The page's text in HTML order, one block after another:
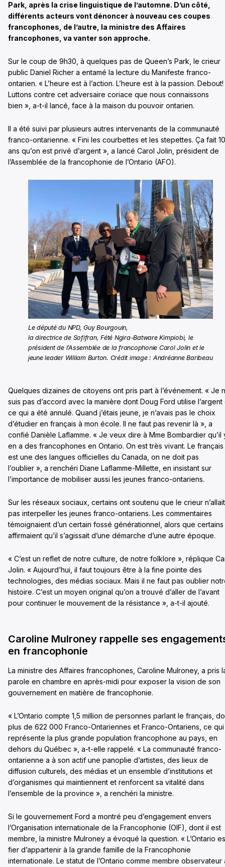
Park, après la crise linguistique de l’automne. D’un côté,
différents acteurs vont dénoncer à nouveau ces coupes
francophones, de l’autre, la ministre des Affaires
francophones, va vanter son approche.
Sur le coup de 9h30, à quelques pas de Queen’s Park, le crieur
public Daniel Richer a entamé la lecture du Manifeste franco-
ontarien. « L’heure est à l’action. L’heure est à la passion. Debout!
Luttons contre cet adversaire coriace que nous connaissons
bien », a-t-il lancé, face à la maison du pouvoir ontarien.
Il a été suivi par plusieurs autres intervenants de la communauté
franco-ontarienne. « Fini les courbettes et les stepettes. Ça fait
ans qu’on est privé d’argent », a lancé Carol Jolin, président de
l’Assemblée de la francophonie de l’Ontario (AFO).
Le député du NPD, Guy Bourgouin,
la directrice de Sofifran, Fété Ngira-Batware Kimpiobi, le
président de l’Assemblée de la francophonie Carol Jolin et le
jeune leader William Burton. Crédit image : Andréanne Baribeau
Quelques dizaines de citoyens ont pris part à l’événement. « Je
suis pas d’accord avec la manière dont Doug Ford utilise l’argent
ce qui a été annulé. Quand j’étais jeune, je n’avais pas le choix
d’étudier en français à mon école. Il ne faut pas revenir là », a
confié Danièle Laflamme. « Je veux dire à Mme Bombardier qu’il
en a des francophones en Ontario. On est très vivant. Le français
est une des langues officielles du Canada, on ne doit pas
l’oublier », a renchéri Diane Laflamme-Millette, en insistant sur
l’importance de mobiliser aussi les jeunes franco-ontariens.
Sur les réseaux sociaux, certains ont soutenu que le crieur n’allait
pas interpeller les jeunes franco-ontariens. Les commentaires
témoignaient d’un certain fossé générationnel, alors que certains
affirmaient qu’il s’agissait d’une démarche d’une autre époque.
« C’est un reflet de notre culture, de notre folklore », réplique
Jolin. « Aujourd’hui, il faut toujours être à la fine pointe des
technologies, des médias sociaux. Mais il ne faut pas oublier
histoire. C’est un moyen original qu’on a trouvé d’aller de l’avant
pour continuer le mouvement de la résistance », a-t-il ajouté.
Caroline Mulroney rappelle ses
en francophonie
La ministre des Affaires francophones, Caroline Mulroney, a pris
parole en chambre en après-midi pour exposer la vision de son
gouvernement en matière de francophonie.
« L’Ontario compte 1,5 million de personnes parlant le français,
plus de 622 000 Franco-Ontariennes et Franco-Ontariens, ce qui
représente la plus grande population francophone au pays, en
dehors du Québec », a-t-elle rappelé. « La communauté franco-
ontarienne a à son actif une panoplie d’artistes, des lieux de
diffusion culturels, des médias et un ensemble d’institutions et
d’organismes qui maintiennent et renforcent sa vitalité dans
l’ensemble de la province », a renchéri la ministre.
Si le gouvernement Ford a montré peu d’engagement envers
l’Organisation internationale de la Francophonie (OIF), dont il est
membre, la ministre Mulroney a évoqué la question. « L’Ontario
fier d’appartenir à la grande famille de la Francophonie
internationale. Le statut de l’Ontario comme membre observateur